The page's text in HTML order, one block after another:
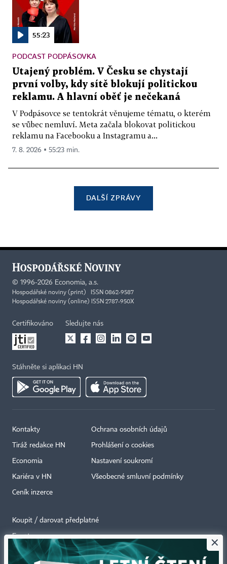
55:23
PODCAST PODPÁSOVKA
Utajený problém. V Česku se chystají
první volby, kdy sítě blokují politickou
reklamu. A hlavní oběť je nečekaná
V Podpásovce se tentokrát věnujeme tématu, o kterém
se vůbec nemluví. Meta začala blokovat politickou
reklamu na Facebooku a Instagramu a...
7. 8. 2026 ▪ 55:23 min.
DALŠÍ ZPRÁVY
© 1996-2026 Economia, a.s.
Hospodářské noviny (print) ISSN 0862-9587
Hospodářské noviny (online) ISSN 2787-950X
Certifikováno Sledujte nás
Stáhněte si aplikaci HN
Kontakty
Tiráž redakce HN
Economia
Kariéra v HN
Ceník inzerce
Ochrana osobních údajů
Prohlášení o cookies
Nastavení soukromí
Všeobecné smluvní podmínky
Koupit / darovat předplatné
Eventy
Newslettery
×